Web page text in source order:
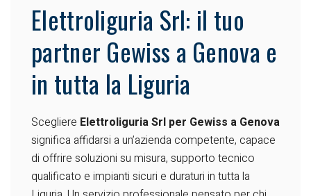
Elettroliguria Srl: il tuo
partner Gewiss a Genova e
in tutta la Liguria
Scegliere Elettroliguria Srl per Gewiss a Genova
significa affidarsi a un’azienda competente, capace
di offrire soluzioni su misura, supporto tecnico
qualificato e impianti sicuri e duraturi in tutta la